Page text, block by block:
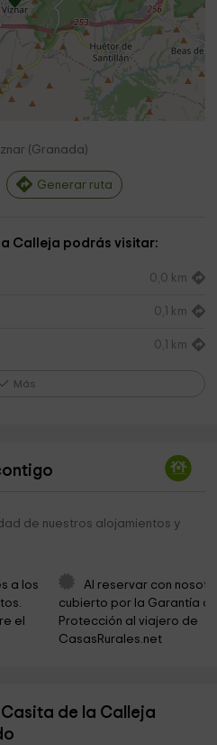
(Granada)
Generar ruta
Calleja podrás visitar:
0,0 km
0,1 km
0,1 km
3,0 km
3,6 km
3,6 km
Más
de nuestros alojamientos y
a los
el
Al reservar con
cubierto por la Garantía
Protección al viajero de
CasasRurales.net
de la Calleja